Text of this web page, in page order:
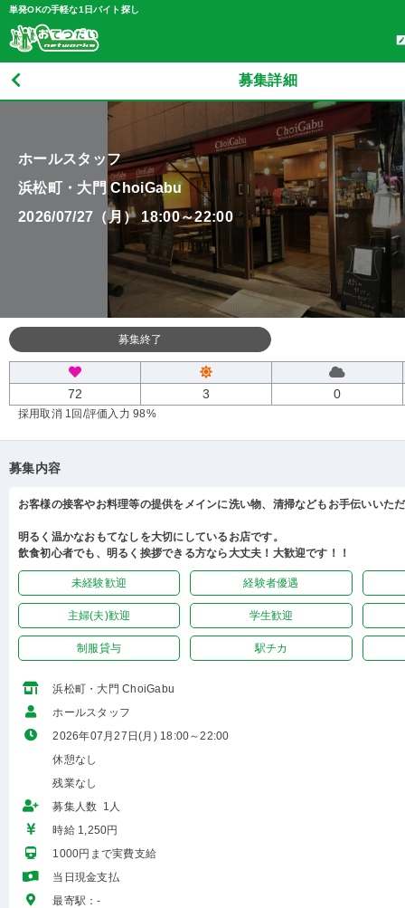
単発OKの手軽な1日バイト探し
募集詳細
ホールスタッフ
浜松町・大門 ChoiGabu
2026/07/27（月） 18:00～22:00
募集終了
72 3 0
採用取消 1回 /評価入力 98%
募集内容
お客様の接客やお料理等の提供をメインに洗い物、清掃などもお手伝いいた
明るく温かなおもてなしを大切にしているお店です。
飲食初心者でも、明るく挨拶できる方なら大丈夫！大歓迎です！！
未経験歓迎 経験者優遇
主婦(夫)歓迎 学生歓迎
制服貸与 駅チカ
浜松町・大門 ChoiGabu
ホールスタッフ
2026年07月27日(月) 18:00～22:00
休憩なし
残業なし
募集人数 1人
時給 1,250円
1000円まで実費支給
当日現金支払
最寄駅：-